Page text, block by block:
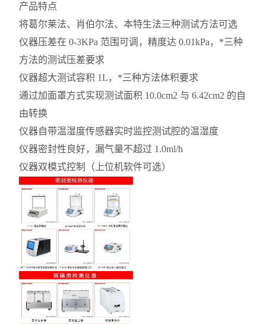
产品特点
将葛尔莱法、肖伯尔法、本特生法三种测试方法可选
仪器压差在 0-3KPa 范围可调，精度达 0.01kPa，*三种
方法的测试压差要求
仪器超大测试容积 1L，*三种方法体积要求
通过加面罩方式实现测试面积 10.0cm2 与 6.42cm2 的自
由转换
仪器自带温湿度传感器实时监控测试腔的温湿度
仪器密封性良好，漏气量不超过 1.0ml/h
仪器双模式控制（上位机软件可选）